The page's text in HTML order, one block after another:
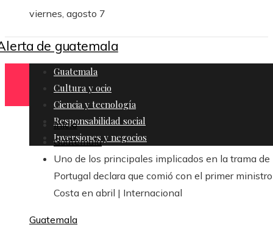
viernes, agosto 7
Guatemala
Cultura y ocio
Ciencia y tecnología
Responsabilidad social
Inversiones y negocios
Inicio
Guatemala
Uno de los principales implicados en la trama de
Portugal declara que comió con el primer ministro
Costa en abril | Internacional
Guatemala